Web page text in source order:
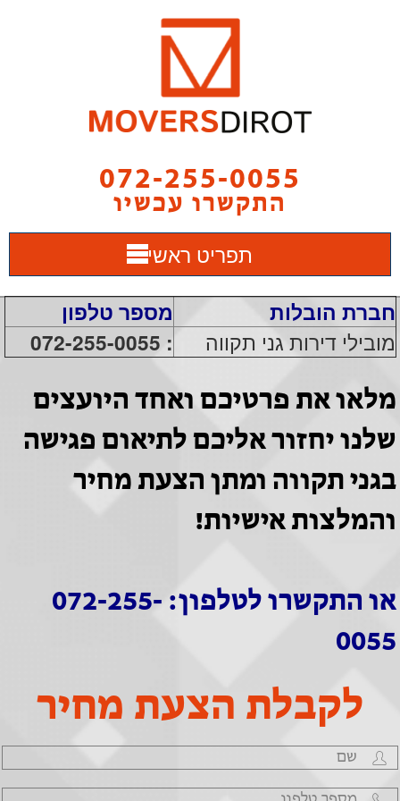
072-255-0055
התקשרו עכשיו
תפריט ראשי
חברת הובלות מספר טלפון
מובילי דירות גני תקווה : 072-255-0055
מלאו את פרטיכם ואחד היועצים
שלנו יחזור אליכם לתיאום פגישה
בגני תקווה ומתן הצעת מחיר
והמלצות אישיות!
או התקשרו לטלפון: 072-255-
0055
לקבלת הצעת מחיר